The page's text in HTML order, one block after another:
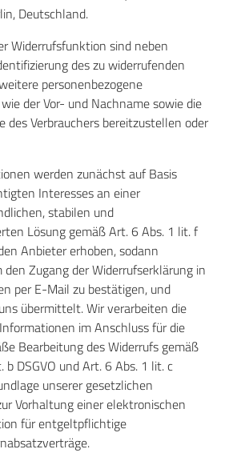
Deutschland.
Widerrufsfunktion sind neben
des zu widerrufenden
personenbezogene
der Vor- und Nachname sowie die
des Verbrauchers bereitzustellen oder
werden zunächst auf Basis
Interesses an einer
stabilen und
Lösung gemäß Art. 6 Abs. 1 lit. f
Anbieter erhoben, sodann
Zugang der Widerrufserklärung in
per E-Mail zu bestätigen, und
übermittelt. Wir verarbeiten die
im Anschluss für die
Bearbeitung des Widerrufs gemäß
b DSGVO und Art. 6 Abs. 1 lit. c
unserer gesetzlichen
Vorhaltung einer elektronischen
für entgeltpflichtige